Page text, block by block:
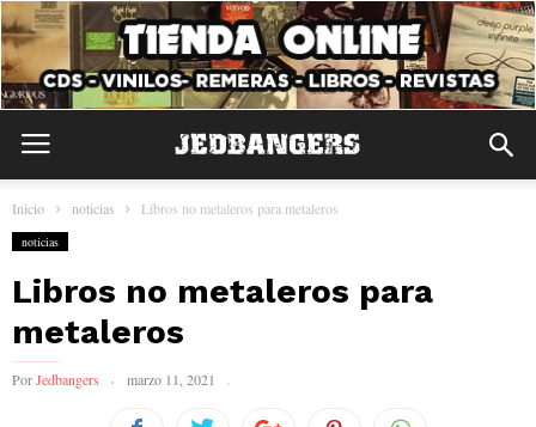
Inicio noticias Libros no metaleros para metaleros
noticias
Libros no metaleros para
metaleros
PorJedbangers marzo 11, 2021